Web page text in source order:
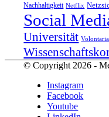
Nachhaltigkeit Netflix
Social
Universität
© Copyright 2026 -
Instagram
Facebook
Youtube